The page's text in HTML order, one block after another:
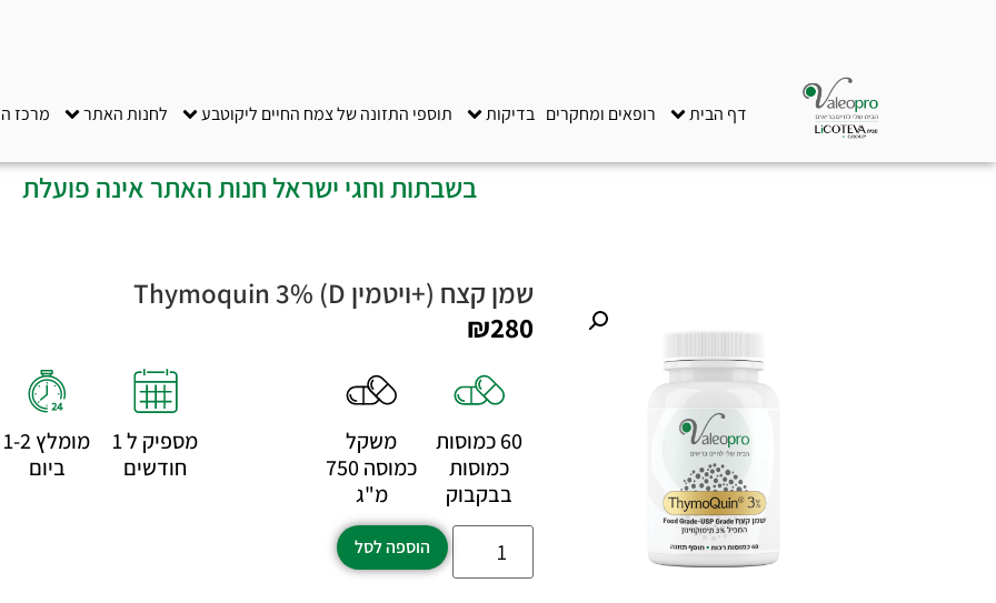
דף הבית רופאים ומחקרים בדיקות תוספי התזונה של צמח החיים ליקוטבע לחנות האתר מרכז
בשבתות וחגי ישראל חנות האתר אינה פועלת
שמן קצח (+ויטמין D) Thymoquin 3%
₪280
60 כמוסות
כמוסות
בבקבוק
משקל
כמוסה 750
מ"ג
מספיק ל 1
חודשים
מומלץ 1-2
ביום
הוספה לסל